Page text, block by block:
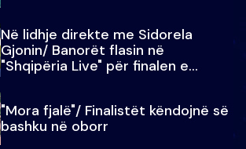
Në lidhje direkte me Sidorela
Gjonin/ Banorët flasin në
"Shqipëria Live" për finalen e
"Mora fjalë"/ Finalistët këndojnë së
bashku në oborr